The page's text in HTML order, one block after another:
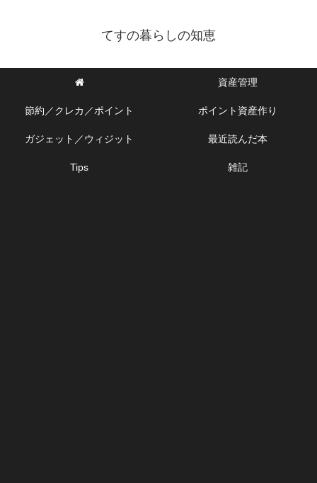
てすの暮らしの知恵
資産管理
節約／クレカ／ポイント ポイント資産作り
ガジェット／ウィジット 最近読んだ本
Tips 雑記